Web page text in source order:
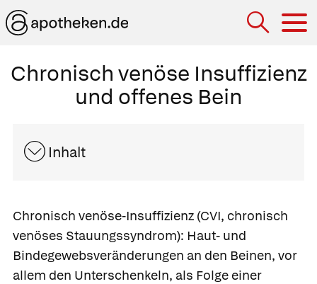
Chronisch venöse Insuffizienz
und offenes Bein
Inhalt
Chronisch venöse-Insuffizienz (CVI, chronisch
venöses Stauungssyndrom): Haut- und
Bindegewebsveränderungen an den Beinen, vor
allem den Unterschenkeln, als Folge einer